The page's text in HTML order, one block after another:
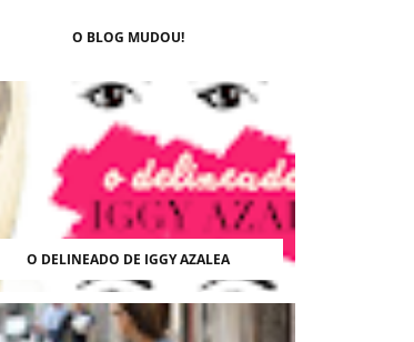
O BLOG MUDOU!
O DELINEADO DE IGGY AZALEA